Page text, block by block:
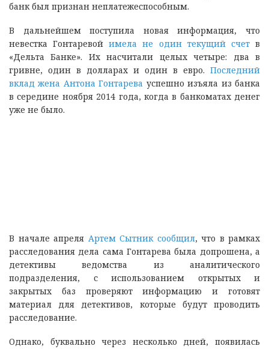
банк был признан неплатежеспособным.
В дальнейшем поступила новая информация, что
невестка Гонтаревойимела не один текущий счетв
«Дельта Банке». Их насчитали целых четыре: два в
гривне, один в долларах и один в евро. Последний
вклад жена Антона Гонтарева успешно изъяла из банка
в середине ноября 2014 года, когда в банкоматах денег
уже не было.
В начале апреля Артем Сытник сообщил, что в рамках
расследования дела сама Гонтарева была допрошена, а
детективы ведомства из аналитического
подразделения, с использованием открытых и
закрытых баз проверяют информацию и готовят
материал для детективов, которые будут проводить
расследование.
Однако, буквально через несколько дней, появилась